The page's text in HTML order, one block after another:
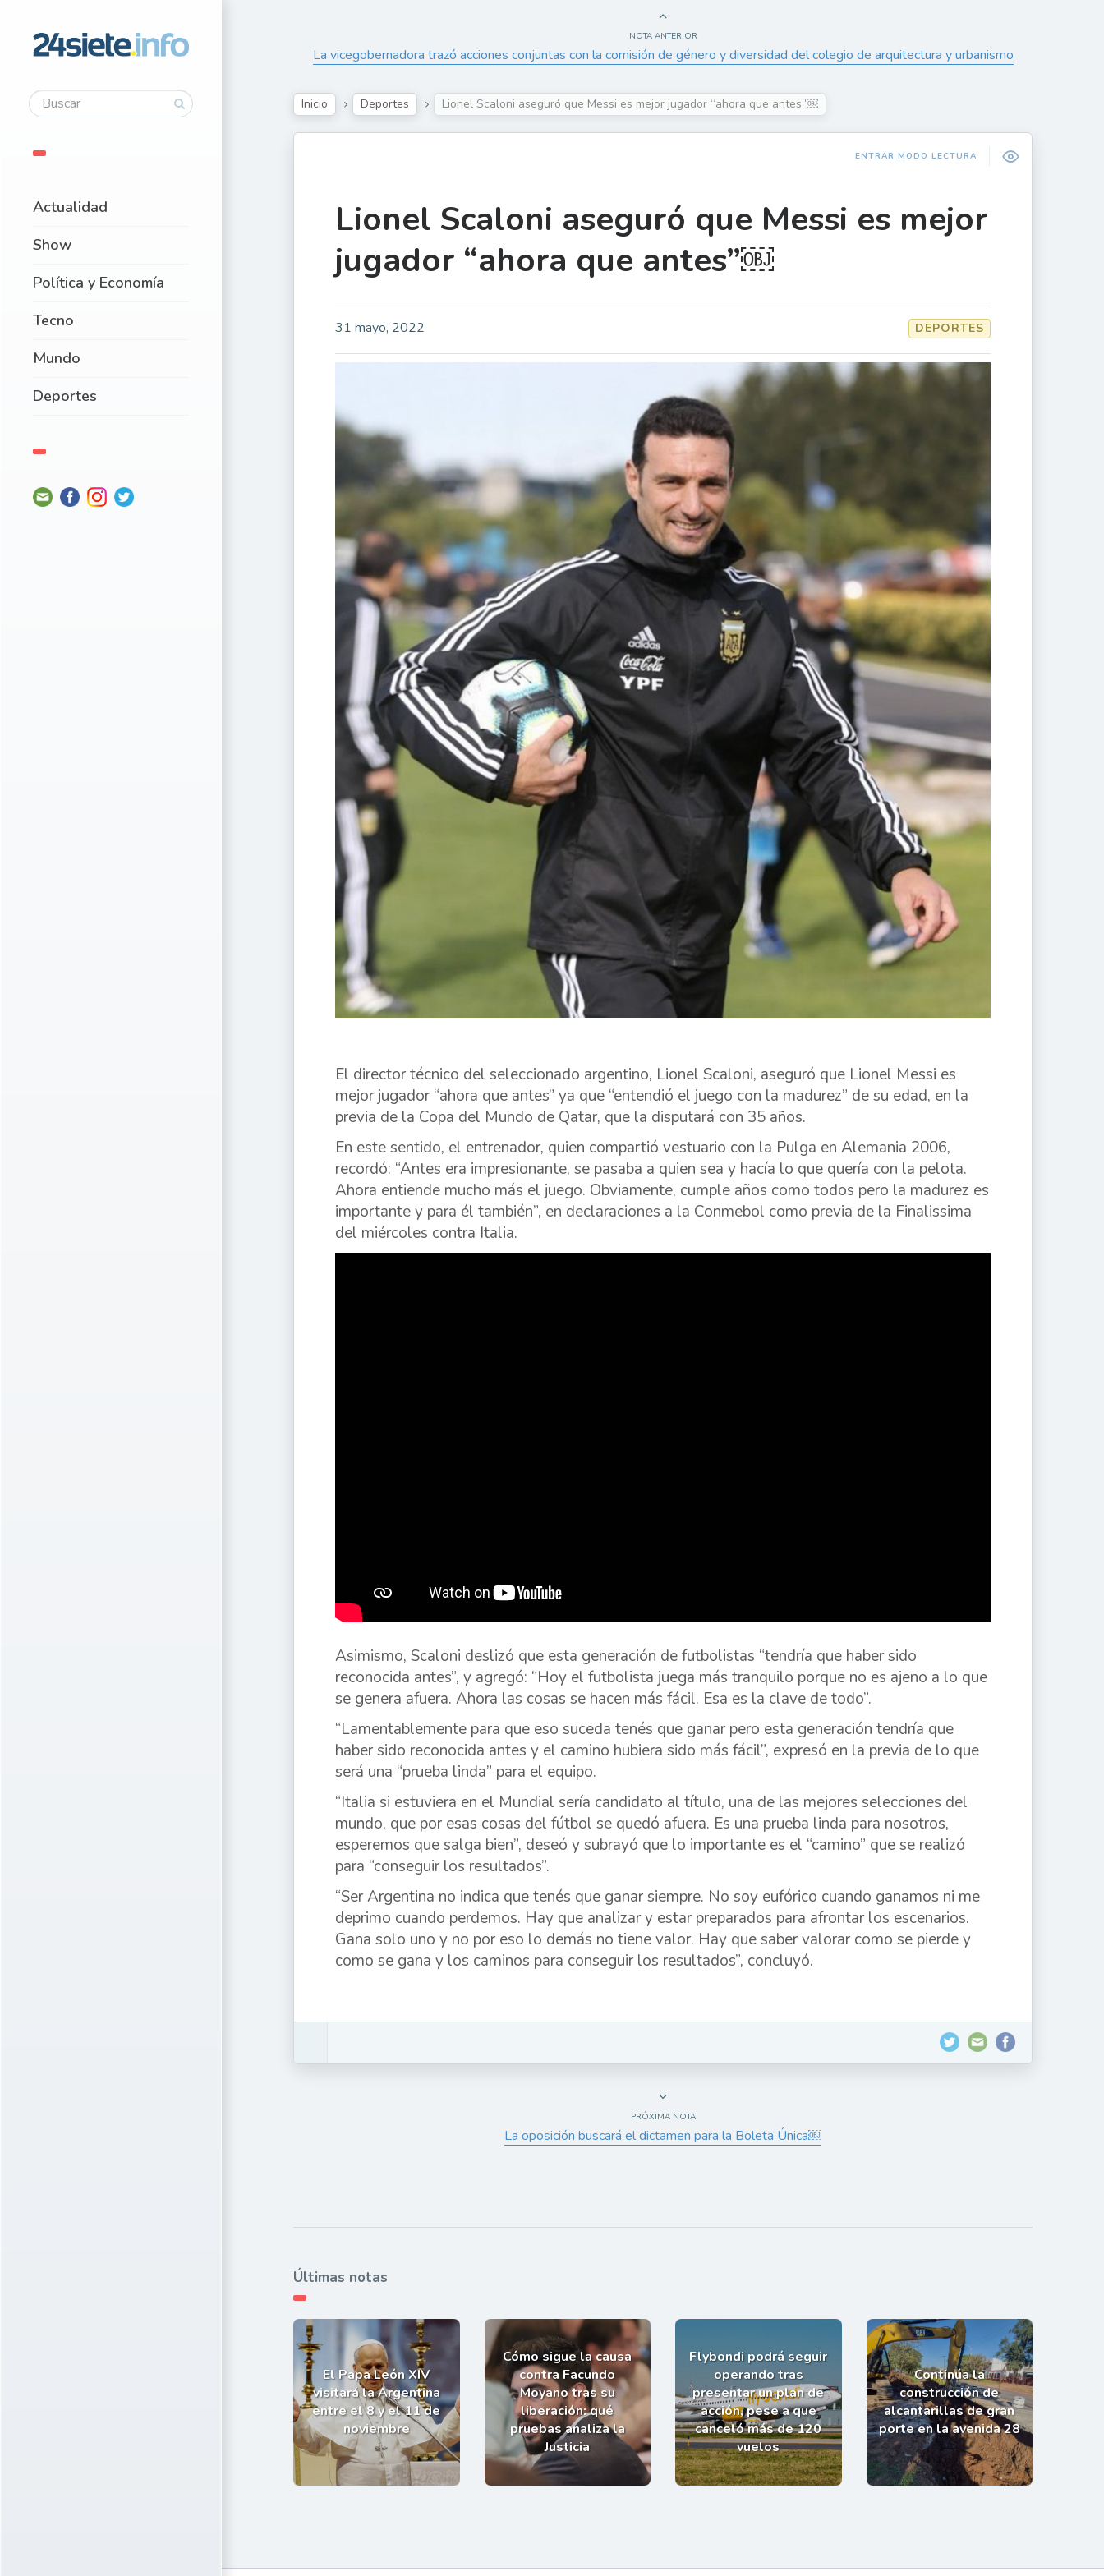
Actualidad
Show
Política y Economía
Tecno
Mundo
Deportes
NOTA ANTERIOR
La vicegobernadora trazó acciones conjuntas con la comisión de género y diversidad del colegio de arquitectura y urbanismo
Inicio Deportes Lionel Scaloni aseguró que Messi es mejor jugador “ahora que antes”￼
ENTRAR MODO LECTURA
Lionel Scaloni aseguró que Messi es mejor
jugador “ahora que antes”￼
31 mayo, 2022 DEPORTES
El director técnico del seleccionado argentino, Lionel Scaloni, aseguró que Lionel Messi es
mejor jugador “ahora que antes” ya que “entendió el juego con la madurez” de su edad, en la
previa de la Copa del Mundo de Qatar, que la disputará con 35 años.
En este sentido, el entrenador, quien compartió vestuario con la Pulga en Alemania 2006,
recordó: “Antes era impresionante, se pasaba a quien sea y hacía lo que quería con la pelota.
Ahora entiende mucho más el juego. Obviamente, cumple años como todos pero la madurez es
importante y para él también”, en declaraciones a la Conmebol como previa de la Finalissima
del miércoles contra Italia.
Asimismo, Scaloni deslizó que esta generación de futbolistas “tendría que haber sido
reconocida antes”, y agregó: “Hoy el futbolista juega más tranquilo porque no es ajeno a lo que
se genera afuera. Ahora las cosas se hacen más fácil. Esa es la clave de todo”.
“Lamentablemente para que eso suceda tenés que ganar pero esta generación tendría que
haber sido reconocida antes y el camino hubiera sido más fácil”, expresó en la previa de lo que
será una “prueba linda” para el equipo.
“Italia si estuviera en el Mundial sería candidato al título, una de las mejores selecciones del
mundo, que por esas cosas del fútbol se quedó afuera. Es una prueba linda para nosotros,
esperemos que salga bien”, deseó y subrayó que lo importante es el “camino” que se realizó
para “conseguir los resultados”.
“Ser Argentina no indica que tenés que ganar siempre. No soy eufórico cuando ganamos ni me
deprimo cuando perdemos. Hay que analizar y estar preparados para afrontar los escenarios.
Gana solo uno y no por eso lo demás no tiene valor. Hay que saber valorar como se pierde y
como se gana y los caminos para conseguir los resultados”, concluyó.
PRÓXIMA NOTA
La oposición buscará el dictamen para la Boleta Única￼
Últimas notas
El Papa León XIV
visitará la Argentina
entre el 8 y el 11 de
noviembre
Cómo sigue la causa
contra Facundo
Moyano tras su
liberación: qué
pruebas analiza la
Justicia
Flybondi podrá seguir
operando tras
presentar un plan de
acción, pese a que
canceló más de 120
vuelos
Continúa la
construcción de
alcantarillas de gran
porte en la avenida 28